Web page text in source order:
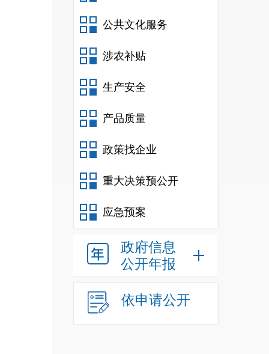
公共文化服务
涉农补贴
生产安全
产品质量
政策找企业
重大决策预公开
应急预案
政府信息
公开年报
依申请公开